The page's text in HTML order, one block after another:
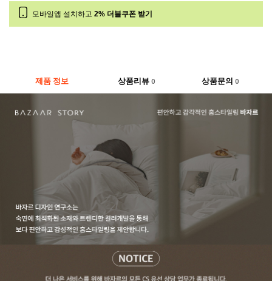
모바일앱 설치하고 2% 더블쿠폰 받기
제품 정보 상품리뷰 0 상품문의0